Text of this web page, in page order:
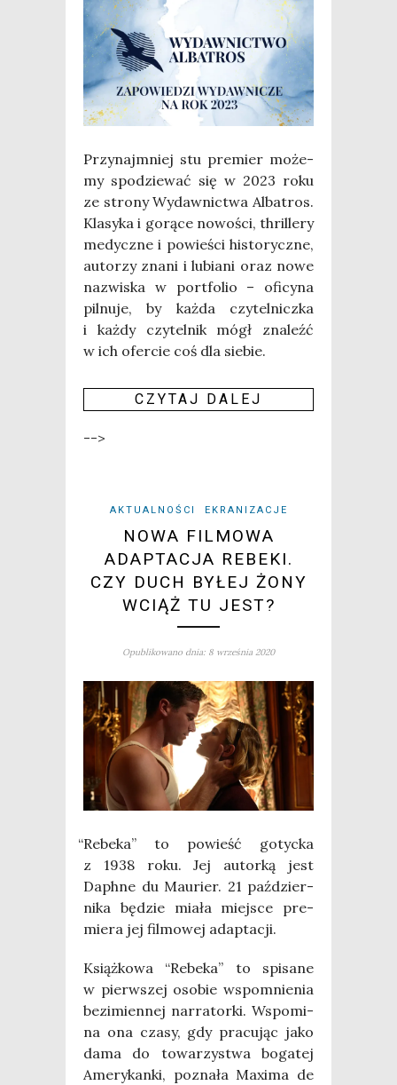
Przy­naj­mniej stu pre­mier może­
my spo­dzie­wać się w 2023 roku
ze stro­ny Wydaw­nic­twa Alba­tros.
Kla­sy­ka i gorą­ce nowo­ści, thril­le­ry
medycz­ne i powie­ści histo­rycz­ne,
auto­rzy zna­ni i lubia­ni oraz nowe
nazwi­ska w port­fo­lio – ofi­cy­na
pil­nu­je, by każ­da czy­tel­nicz­ka
i każ­dy czy­tel­nik mógł zna­leźć
w ich ofer­cie coś dla sie­bie.
CZY­TAJ DALEJ
-->
AKTUALNOŚCI EKRANIZACJE
NOWA FILMOWA
ADAPTACJA REBEKI.
CZY DUCH BYŁEJ ŻONY
WCIĄŻ TU JEST?
Opublikowano dnia: 8 września 2020
“Rebe­ka” to powieść gotyc­ka
z 1938 roku. Jej autor­ką jest
Daph­ne du Mau­rier. 21 paź­dzier­
ni­ka będzie mia­ła miej­sce pre­
mie­ra jej fil­mo­wej adaptacji.
Książ­ko­wa “Rebe­ka” to spi­sa­ne
w pierw­szej oso­bie wspo­mnie­nia
bez­i­mien­nej nar­ra­tor­ki. Wspo­mi­
na ona cza­sy, gdy pra­cu­jąc jako
dama do towa­rzy­stwa boga­tej
Ame­ry­kan­ki, pozna­ła Maxi­ma de